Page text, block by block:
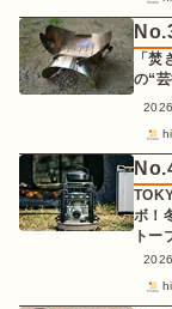
No.
「
の“
No.
ボ！
トー